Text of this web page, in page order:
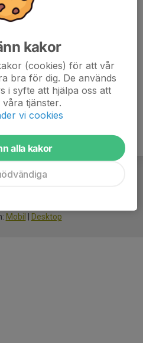
Mobil Desktop
kakor
(cookies) för att vår
bra för dig. De används
i syfte att hjälpa oss att
tjänster.
vi cookies
alla kakor